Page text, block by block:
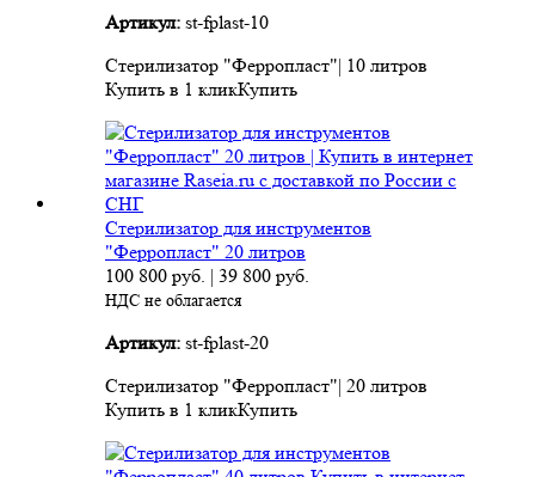
Артикул: st-fplast-10
Стерилизатор "Ферропласт"| 10 литров
Купить в 1 кликКупить
Стерилизатор для инструментов
"Ферропласт" 20 литров
100 800 руб. | 39 800 руб.
НДС не облагается
Артикул: st-fplast-20
Стерилизатор "Ферропласт"| 20 литров
Купить в 1 кликКупить